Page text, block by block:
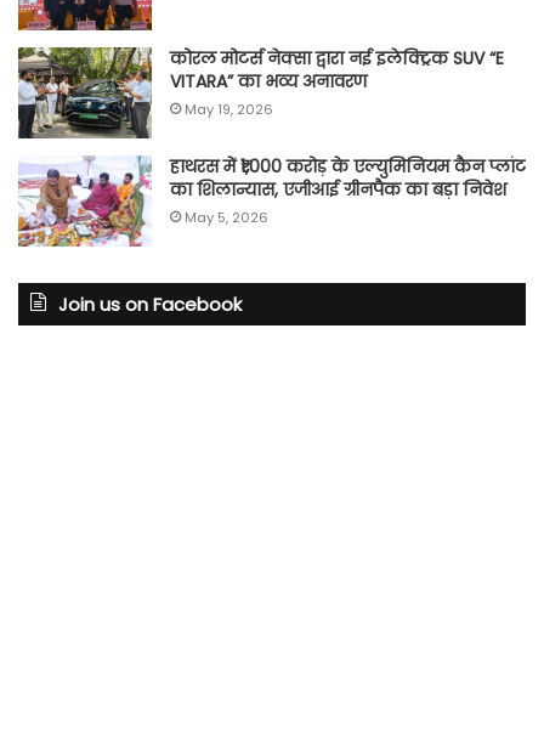
कोरल मोटर्स नेक्सा द्वारा नई इलेक्ट्रिक SUV “E
VITARA” का भव्य अनावरण
May 19, 2026
हाथरस में ₹1,000 करोड़ के एल्युमिनियम कैन प्लांट
का शिलान्यास, एजीआई ग्रीनपैक का बड़ा निवेश
May 5, 2026
Join us on Facebook